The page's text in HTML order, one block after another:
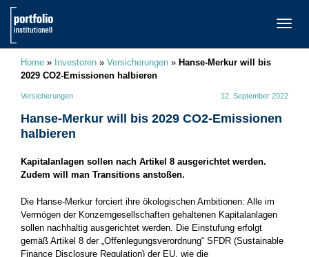
Home » Investoren » Versicherungen » Hanse-Merkur will bis
2029 CO2-Emissionen halbieren
Versicherungen 12. September 2022
Hanse-Merkur will bis 2029 CO2-Emissionen
halbieren
Kapitalanlagen sollen nach Artikel 8 ausgerichtet werden.
Zudem will man Transitions anstoßen.
Die Hanse-Merkur forciert ihre ökologischen Ambitionen: Alle im
Vermögen der Konzerngesellschaften gehaltenen Kapitalanlagen
sollen nachhaltig ausgerichtet werden. Die Einstufung erfolgt
gemäß Artikel 8 der „Offenlegungsverordnung“ SFDR (Sustainable
Finance Disclosure Regulation) der EU, wie die